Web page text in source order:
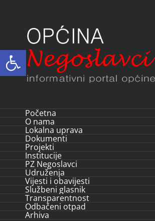
Open toolbar
Početna
O nama
Lokalna uprava
Dokumenti
Projekti
Institucije
PZ Negoslavci
Udruženja
Vijesti i obavijesti
Službeni glasnik
Transparentnost
Odbačeni otpad
Arhiva